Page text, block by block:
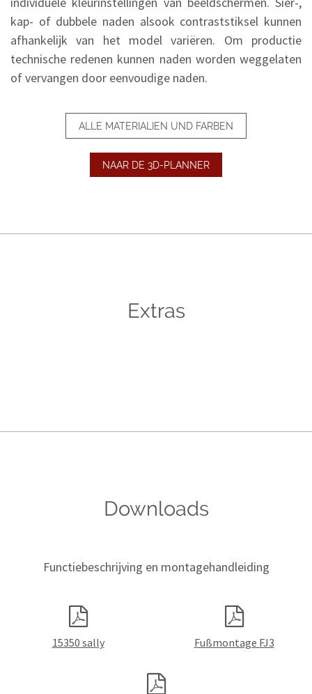
kap- of dubbele naden alsook contraststiksel kunnen
afhankelijk van het model variëren. Om productie
technische redenen kunnen naden worden weggelaten
of vervangen door eenvoudige naden.
ALLE MATERIALIEN UND FARBEN
NAAR DE 3D-PLANNER
Extras
Downloads
Functiebeschrijving en montagehandleiding
15350 sally Fußmontage FJ3